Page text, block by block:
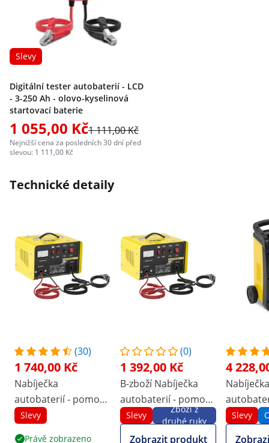
Slevy
Digitální tester autobaterií - LCD
- 3-250 Ah - olovo-kyselinová
startovací baterie
1 055,00 Kč1 111,00 Kč
Nejnižší cena za posledních 30 dní před
slevou: 1 111,00 Kč
Technické detaily
(30)
1 740,00 Kč
Nabíječka
autobaterií - pomoc
při startování - 12/24
Slevy
Právě zobrazeno
(0)
1 392,00 Kč
B-zboží Nabíječka
autobaterií - pomoc
při startování - 12/24
V - 20/30 A
Slevy
Zboží z
druhé ruky
Zobrazit produkt
4
Nabíječka
při
V - 100
Slevy